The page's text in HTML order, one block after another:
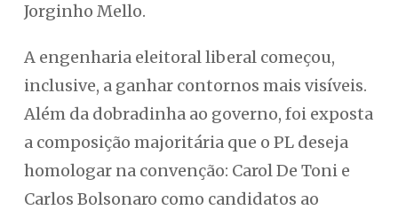
Jorginho Mello.
A engenharia eleitoral liberal começou,
inclusive, a ganhar contornos mais visíveis.
Além da dobradinha ao governo, foi exposta
a composição majoritária que o PL deseja
homologar na convenção: Carol De Toni e
Carlos Bolsonaro como candidatos ao